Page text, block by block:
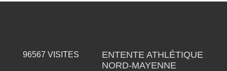
96567 VISITES
ENTENTE ATHLÉTIQUE
NORD-MAYENNE